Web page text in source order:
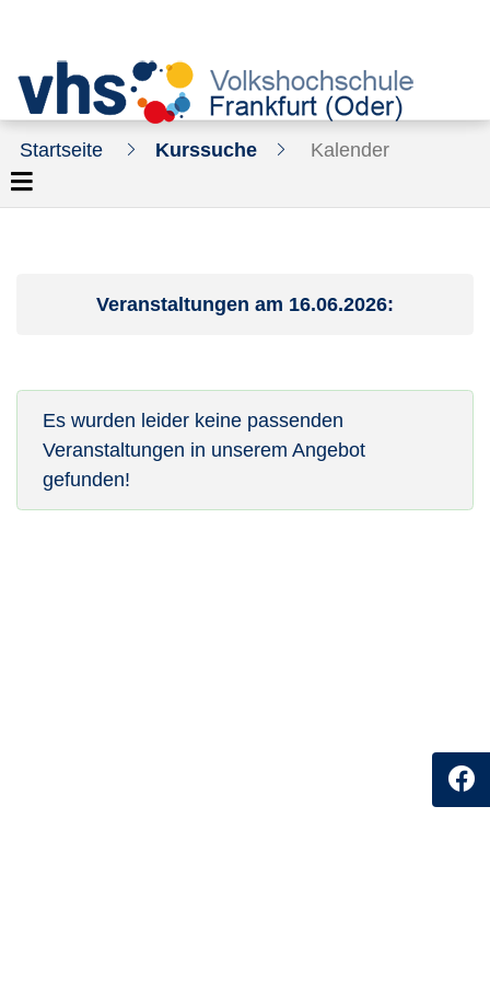
Startseite Kurssuche Kalender
Veranstaltungen am 16.06.2026:
Es wurden leider keine passenden
Veranstaltungen in unserem Angebot
gefunden!